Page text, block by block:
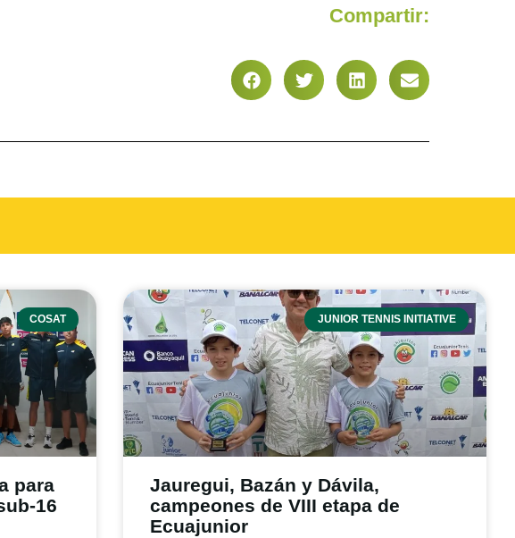
Compartir:
COSAT
para
16
JUNIOR TENNIS INITIATIVE
Jauregui, Bazán y Dávila,
campeones de VIII etapa de
Ecuajunior